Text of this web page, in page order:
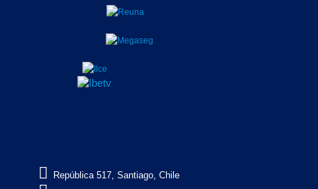
 República 517, Santiago, Chile